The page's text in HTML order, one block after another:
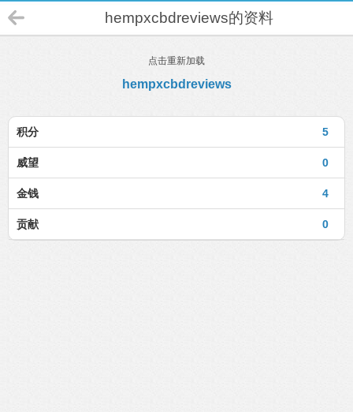
hempxcbdreviews的资料
点击重新加载
hempxcbdreviews
5
积分
0
威望
4
金钱
0
贡献